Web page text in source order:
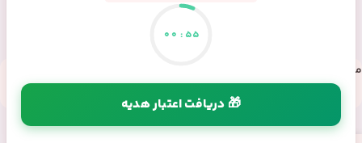
مسیرهای ارتباطی
55
:
00
🎁 دریافت اعتبار هدیه